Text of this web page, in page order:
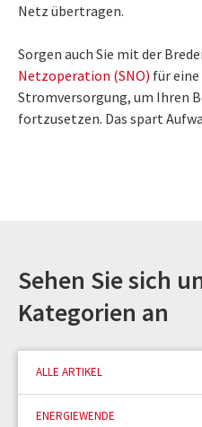
Netz übertragen.
Sorgen auch Sie mit der
Netzoperation (SNO) für
Stromversorgung, um Ihren
fortzusetzen. Das spart
Sehen Sie sich
Kategorien an
ALLE ARTIKEL
ENERGIEWENDE